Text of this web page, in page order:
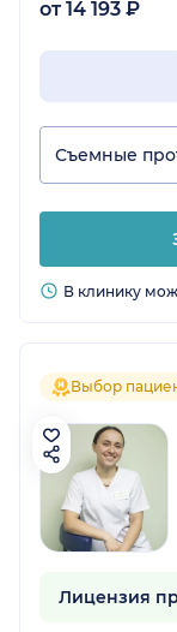
от 14 193 ₽
Съемные
В клинику
Выбор
Лицензия